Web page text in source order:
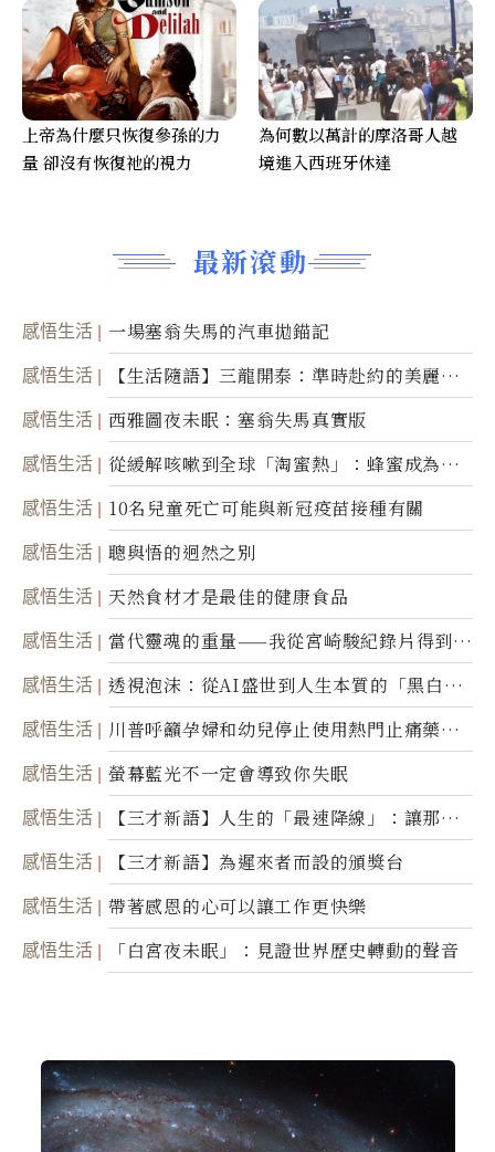
最新滾動
感悟生活 一場塞翁失馬的汽車拋錨記
感悟生活
【生活隨語】三龍開泰：準時赴約的美麗震
撼
感悟生活 西雅圖夜未眠：塞翁失馬真實版
感悟生活
從緩解咳嗽到全球「淘蜜熱」：蜂蜜成為健
康產業前沿商品
感悟生活 10名兒童死亡可能與新冠疫苗接種有關
感悟生活 聰與悟的迥然之別
感悟生活 天然食材才是最佳的健康食品
感悟生活
當代靈魂的重量——我從宮崎駿紀錄片得到的
省思
感悟生活
透視泡沫：從AI盛世到人生本質的「黑白一
瞬」
感悟生活
川普呼籲孕婦和幼兒停止使用熱門止痛藥泰
諾
感悟生活 螢幕藍光不一定會導致你失眠
感悟生活
【三才新語】人生的「最速降線」：讓那道
光，帶你滑向自己
感悟生活 【三才新語】為遲來者而設的頒獎台
感悟生活 帶著感恩的心可以讓工作更快樂
感悟生活 「白宮夜未眠」：見證世界歷史轉動的聲音
上帝為什麼只恢復參孫的力
量 卻沒有恢復祂的視力
為何數以萬計的摩洛哥人越
境進入西班牙休達